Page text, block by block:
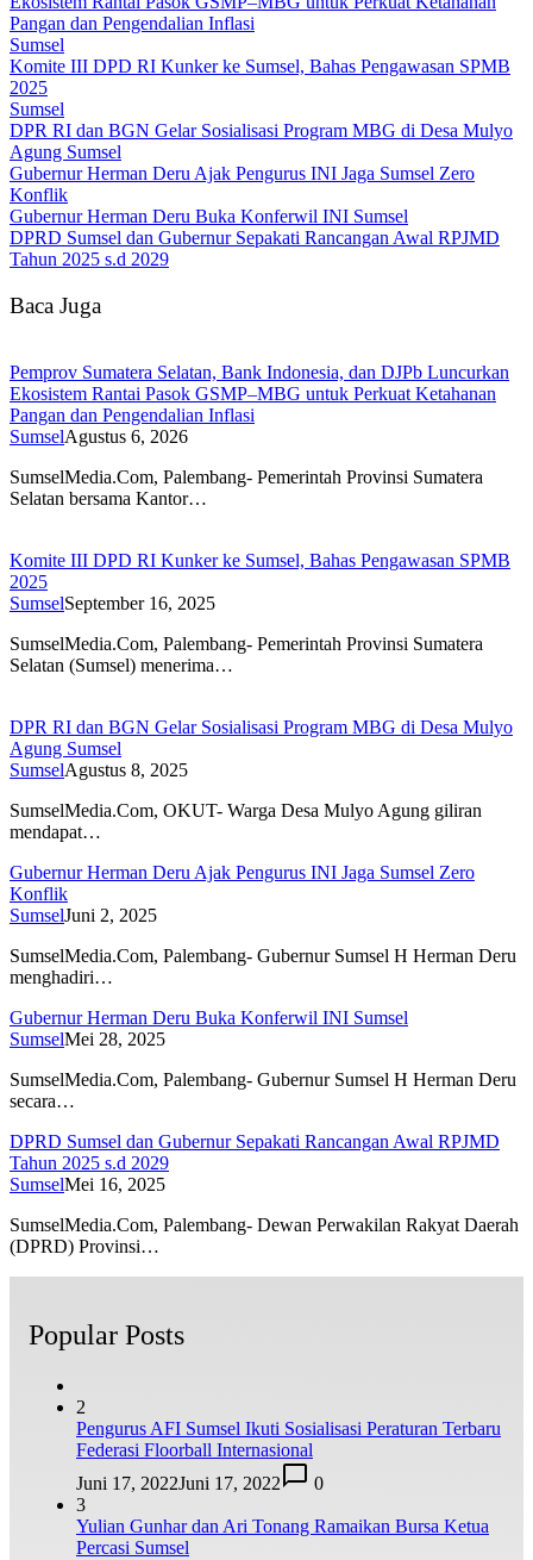
Pangan dan Pengendalian Inflasi
Sumsel
Komite III DPD RI Kunker ke Sumsel, Bahas Pengawasan SPMB
2025
Sumsel
DPR RI dan BGN Gelar Sosialisasi Program MBG di Desa Mulyo
Agung Sumsel
Gubernur Herman Deru Ajak Pengurus INI Jaga Sumsel Zero
Konflik
Gubernur Herman Deru Buka Konferwil INI Sumsel
DPRD Sumsel dan Gubernur Sepakati Rancangan Awal RPJMD
Tahun 2025 s.d 2029
Baca Juga
Pemprov Sumatera Selatan, Bank Indonesia, dan DJPb Luncurkan
Ekosistem Rantai Pasok GSMP–MBG untuk Perkuat Ketahanan
Pangan dan Pengendalian Inflasi
SumselAgustus 6, 2026
SumselMedia.Com, Palembang- Pemerintah Provinsi Sumatera
Selatan bersama Kantor…
Komite III DPD RI Kunker ke Sumsel, Bahas Pengawasan SPMB
2025
SumselSeptember 16, 2025
SumselMedia.Com, Palembang- Pemerintah Provinsi Sumatera
Selatan (Sumsel) menerima…
DPR RI dan BGN Gelar Sosialisasi Program MBG di Desa Mulyo
Agung Sumsel
SumselAgustus 8, 2025
SumselMedia.Com, OKUT- Warga Desa Mulyo Agung giliran
mendapat…
Gubernur Herman Deru Ajak Pengurus INI Jaga Sumsel Zero
Konflik
SumselJuni 2, 2025
SumselMedia.Com, Palembang- Gubernur Sumsel H Herman Deru
menghadiri…
Gubernur Herman Deru Buka Konferwil INI Sumsel
SumselMei 28, 2025
SumselMedia.Com, Palembang- Gubernur Sumsel H Herman Deru
secara…
DPRD Sumsel dan Gubernur Sepakati Rancangan Awal RPJMD
Tahun 2025 s.d 2029
SumselMei 16, 2025
SumselMedia.Com, Palembang- Dewan Perwakilan Rakyat Daerah
(DPRD) Provinsi…
Popular Posts
2
Pengurus AFI Sumsel Ikuti Sosialisasi Peraturan Terbaru
Federasi Floorball Internasional
Juni 17, 2022Juni 17, 2022
0
3
Yulian Gunhar dan Ari Tonang Ramaikan Bursa Ketua
Percasi Sumsel